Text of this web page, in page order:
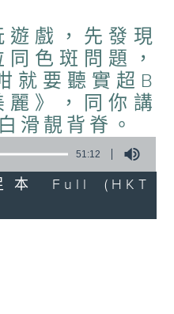
遊戲，先發現
色斑問題，
就要聽實超B
》，同你講
滑靚背脊。
51:12
本 Full (HKT